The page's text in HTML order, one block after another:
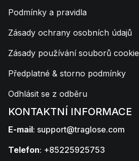
Podmínky a pravidla
Zásady ochrany osobních údajů
Zásady používání souborů cookie
Předplatné & storno podmínky
Odhlásit se z odběru
KONTAKTNÍ INFORMACE
E-mail: support@traglose.com
Telefon: +85225925753